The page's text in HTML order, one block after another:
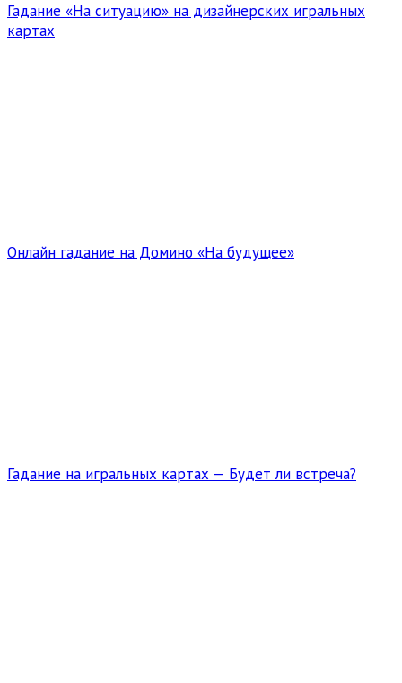
Гадание «На ситуацию» на дизайнерских игральных
картах
Онлайн гадание на Домино «На будущее»
Гадание на игральных картах — Будет ли встреча?